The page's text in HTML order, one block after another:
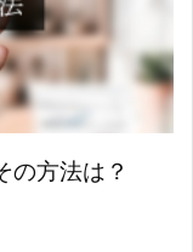
の方法は？